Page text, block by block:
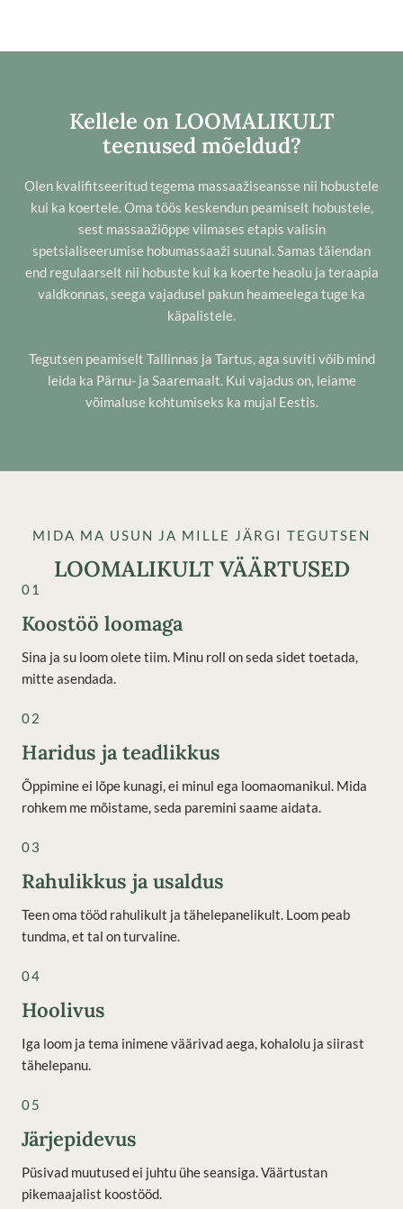
Kellele on LOOMALIKULT
teenused mõeldud?
Olen kvalifitseeritud tegema massaažiseansse nii hobustele
kui ka koertele. Oma töös keskendun peamiselt hobustele,
sest massaažiõppe viimases etapis valisin
spetsialiseerumise hobumassaaži suunal. Samas täiendan
end regulaarselt nii hobuste kui ka koerte heaolu ja teraapia
valdkonnas, seega vajadusel pakun heameelega tuge ka
käpalistele.
Tegutsen peamiselt Tallinnas ja Tartus, aga suviti võib mind
leida ka Pärnu- ja Saaremaalt. Kui vajadus on, leiame
võimaluse kohtumiseks ka mujal Eestis.
MIDA MA USUN JA MILLE JÄRGI TEGUTSEN
LOOMALIKULT VÄÄRTUSED
01
Koostöö loomaga
Sina ja su loom olete tiim. Minu roll on seda sidet toetada,
mitte asendada.
02
Haridus ja teadlikkus
Õppimine ei lõpe kunagi, ei minul ega loomaomanikul. Mida
rohkem me mõistame, seda paremini saame aidata.
03
Rahulikkus ja usaldus
Teen oma tööd rahulikult ja tähelepanelikult. Loom peab
tundma, et tal on turvaline.
04
Hoolivus
Iga loom ja tema inimene väärivad aega, kohalolu ja siirast
tähelepanu.
05
Järjepidevus
Püsivad muutused ei juhtu ühe seansiga. Väärtustan
pikemaajalist koostööd.